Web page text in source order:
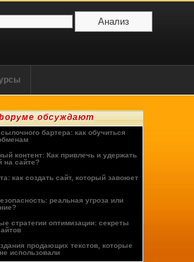
обсуждают
бартера: как обучиться
контент: Как привлечь и удержать
на сайте?
как создать сайт, который завоюет
реальная угроза или
стратегии оптимизации: секреты
продающих текстов, которые
использовали